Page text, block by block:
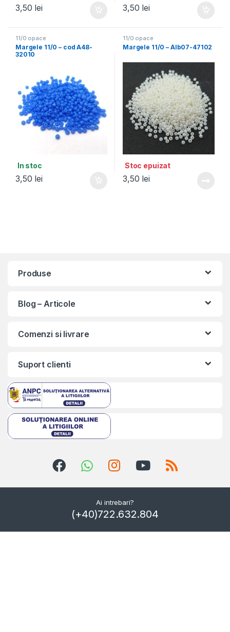
3,50 lei 3,50 lei
11/0 opace
Margele 11/0 – cod A48-
32010
In stoc
3,50 lei
11/0 opace
Margele 11/0 – Alb07-47102
Stoc epuizat
3,50 lei
Produse
Blog – Articole
Comenzi si livrare
Suport clienti
Ai intrebari?
(+40)722.632.804